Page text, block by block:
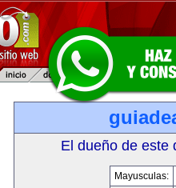
El dueño de este
Mayusculas: